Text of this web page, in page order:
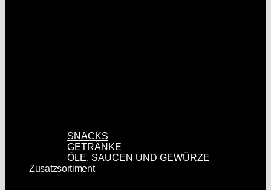
SNACKS
GETRÄNKE
ÖLE, SAUCEN UND GEWÜRZE
Zusatzsortiment